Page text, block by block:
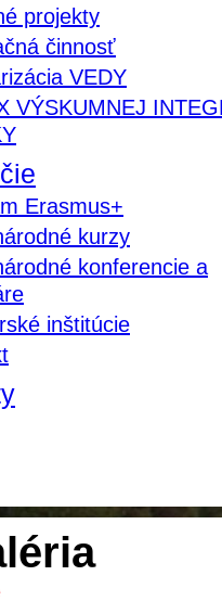
projekty
činnosť
VEDY
VÝSKUMNEJ
Erasmus+
kurzy
konferencie a
inštitúcie